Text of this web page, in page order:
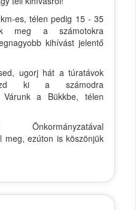
es, télen pedig 15 - 35
meg a számotokra
kihívást jelentő
ugorj hát a túratávok
ki a számodra
Várunk a Bükkbe, télen
meg, ezúton is köszönjük